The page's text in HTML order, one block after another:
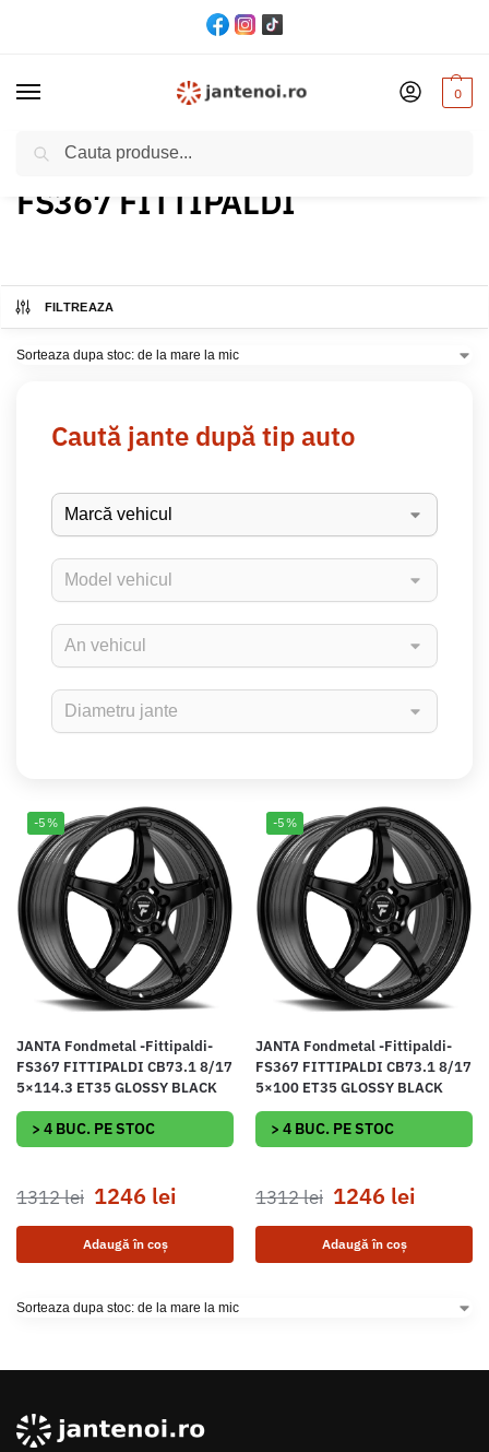
0
Acasă Produs Model / FS367 FITTIPALDI
FS367 FITTIPALDI
FILTREAZA
Caută jante după tip auto
-5%
JANTA Fondmetal -Fittipaldi-
FS367 FITTIPALDI CB73.1 8/17
5×114.3 ET35 GLOSSY BLACK
> 4 BUC. PE STOC
1312lei 1246 lei
Adaugă în coș
-5%
JANTA Fondmetal -Fittipaldi-
FS367 FITTIPALDI CB73.1 8/17
5×100 ET35 GLOSSY BLACK
> 4 BUC. PE STOC
1312lei 1246 lei
Adaugă în coș